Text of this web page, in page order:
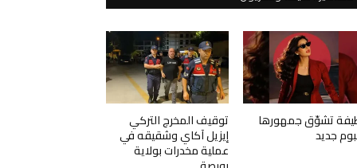
تشوّق جمهورها
جديد
توقيف المخرج التركي
إيزيل آكاي وشقيقه في
عملية مخدرات بولاية